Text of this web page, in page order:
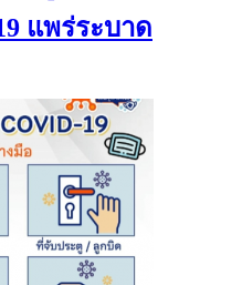
แพร่ระบาด